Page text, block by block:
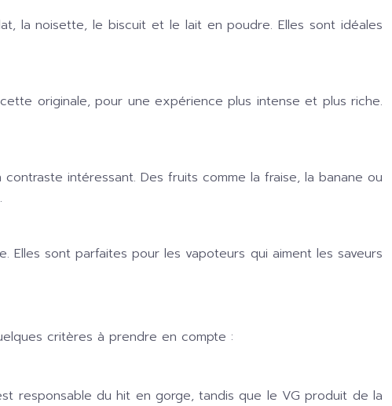
la noisette, le biscuit et le lait en poudre. Elles sont idéales
originale, pour une expérience plus intense et plus riche.
intéressant. Des fruits comme la fraise, la banane ou
sont parfaites pour les vapoteurs qui aiment les saveurs
critères à prendre en compte :
responsable du hit en gorge, tandis que le VG produit de la